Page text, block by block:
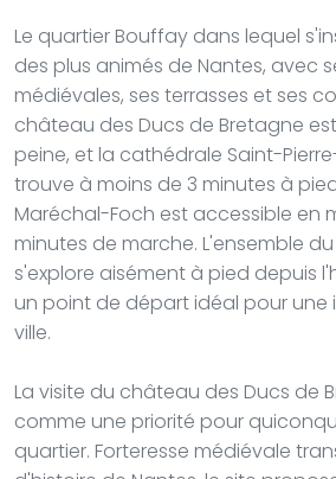
Le quartier Bouffay dans lequel
des plus animés de Nantes, avec
médiévales, ses terrasses et ses
château des Ducs de Bretagne
peine, et la cathédrale Saint-
trouve à moins de 3 minutes à
Maréchal-Foch est accessible en
minutes de marche. L'ensemble
s'explore aisément à pied depuis
un point de départ idéal pour une
ville.
La visite du château des Ducs de
comme une priorité pour
quartier. Forteresse médiévale